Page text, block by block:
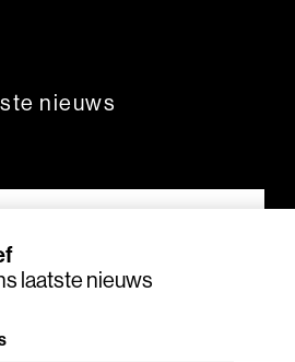
laatste nieuws
nieuws